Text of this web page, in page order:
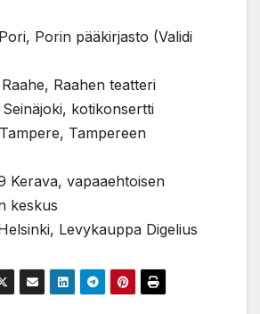
Porin pääkirjasto (Validi
Raahen teatteri
Seinäjoki, kotikonsertti
Tampereen
Kerava, vapaaehtoisen
keskus
Levykauppa Digelius